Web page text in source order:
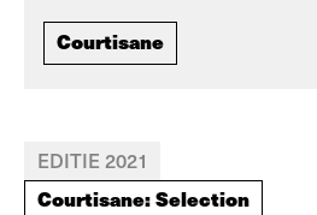
Courtisane
EDITIE 2021
Courtisane: Selection